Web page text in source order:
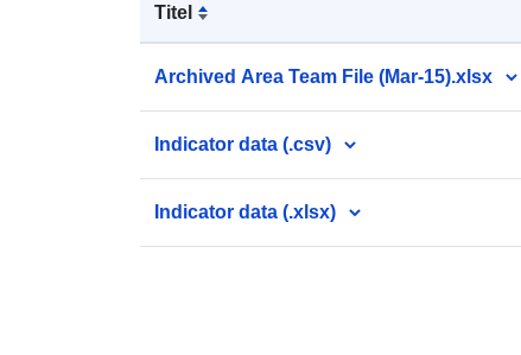
Titel
Archived Area Team File (Mar-15).xlsx
Indicator data (.csv)
Indicator data (.xlsx)